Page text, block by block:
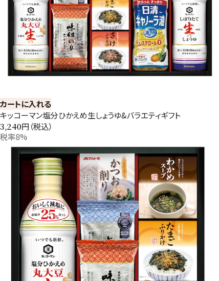
カートに入れる
キッコーマン塩分ひかえめ生しょうゆ&バラエティギフト
3,240円（税込）
税率8%